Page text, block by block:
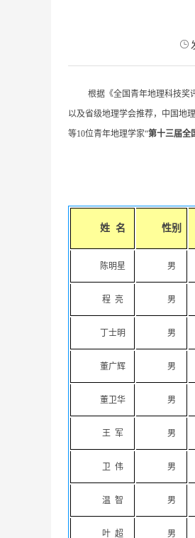
根据《全国青年地理科技奖
以及省级地理学会推荐，中国地
等10位青年地理学家“第十三届全
姓 名 性别
陈明星 男
程 亮 男
丁士明 男
董广辉 男
董卫华 男
王 军 男
卫 伟 男
温 智 男
叶 超 男